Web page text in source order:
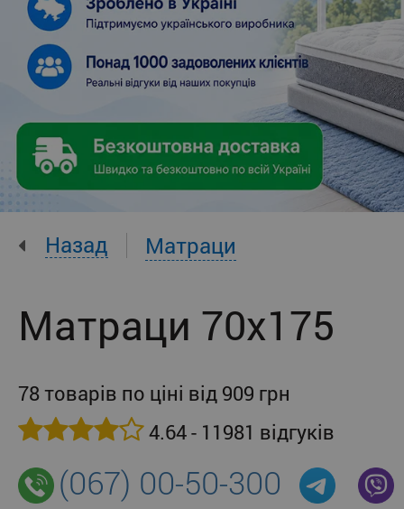
Назад Матраци
Матраци 70x175
78 товарів по ціні від 909 грн
4.64 - 11981 відгуків
(067) 00-50-300